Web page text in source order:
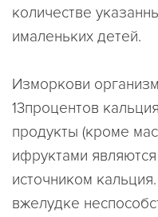
количестве
ималеньких детей.
Изморкови
13процентов
продукты (кроме
ифруктами
источником
вжелудке